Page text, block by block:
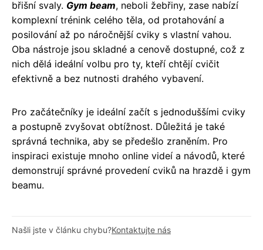
břišní svaly. Gym beam, neboli žebřiny, zase nabízí
komplexní trénink celého těla, od protahování a
posilování až po náročnější cviky s vlastní vahou.
Oba nástroje jsou skladné a cenově dostupné, což z
nich dělá ideální volbu pro ty, kteří chtějí cvičit
efektivně a bez nutnosti drahého vybavení.
Pro začátečníky je ideální začít s jednoduššími cviky
a postupně zvyšovat obtížnost. Důležitá je také
správná technika, aby se předešlo zraněním. Pro
inspiraci existuje mnoho online videí a návodů, které
demonstrují správné provedení cviků na hrazdě i gym
beamu.
Našli jste v článku chybu?Kontaktujte nás